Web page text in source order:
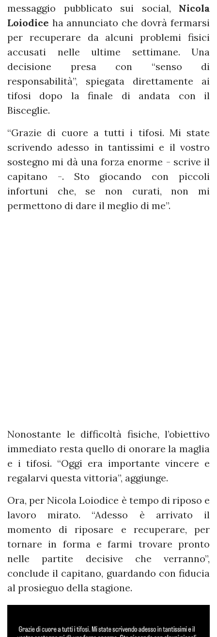
messaggio pubblicato sui social, Nicola
Loiodice ha annunciato che dovrà fermarsi
per recuperare da alcuni problemi fisici
accusati nelle ultime settimane. Una
decisione presa con “senso di
responsabilità”, spiegata direttamente ai
tifosi dopo la finale di andata con il
Bisceglie.
“Grazie di cuore a tutti i tifosi. Mi state
scrivendo adesso in tantissimi e il vostro
sostegno mi dà una forza enorme - scrive il
capitano -. Sto giocando con piccoli
infortuni che, se non curati, non mi
permettono di dare il meglio di me”.
Nonostante le difficoltà fisiche, l’obiettivo
immediato resta quello di onorare la maglia
e i tifosi. “Oggi era importante vincere e
regalarvi questa vittoria”, aggiunge.
Ora, per Nicola Loiodice è tempo di riposo e
lavoro mirato. “Adesso è arrivato il
momento di riposare e recuperare, per
tornare in forma e farmi trovare pronto
nelle partite decisive che verranno”,
conclude il capitano, guardando con fiducia
al prosieguo della stagione.